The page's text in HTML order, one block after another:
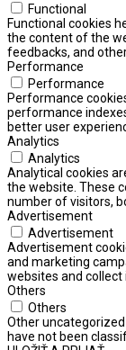
Functional
Functional cookies
the content of the
feedbacks, and
Performance
Performance
Performance
performance
better user
Analytics
Analytics
Analytical cookies
the website. These
number of visitors,
Advertisement
Advertisement
Advertisement
and marketing
websites and
Others
Others
Other
have not been